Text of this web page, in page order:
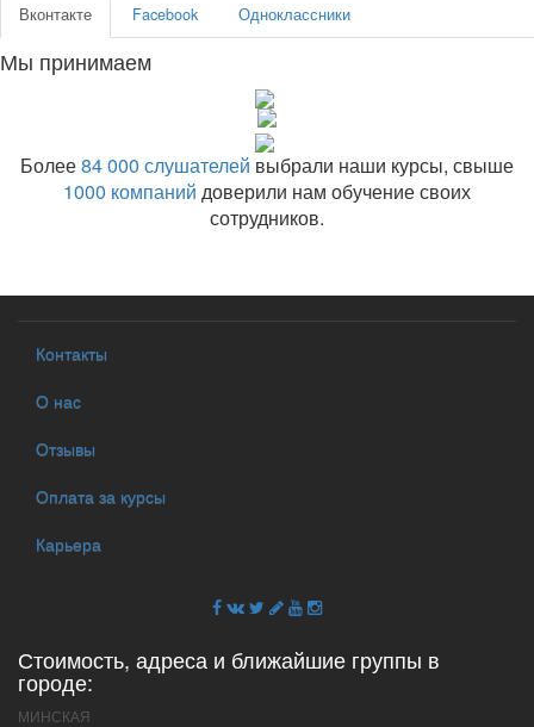
Вконтакте Facebook Одноклассники
Мы принимаем
Более84 000 слушателей выбрали наши курсы, свыше
1000 компаний доверили нам обучение своих
сотрудников.
Контакты
О нас
Отзывы
Оплата за курсы
Карьера
Стоимость, адреса и ближайшие группы в
городе:
МИНСКАЯ